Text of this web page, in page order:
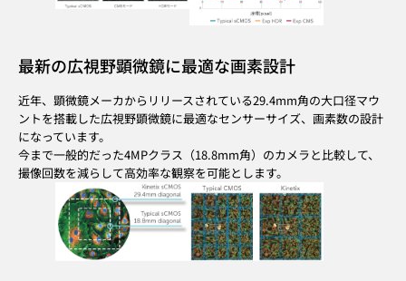
最新の広視野顕微鏡に最適な画素設計
近年、顕微鏡メーカからリリースされている29.4mm角の大口径マウ
ントを搭載した広視野顕微鏡に最適なセンサーサイズ、画素数の設計
になっています。
今まで一般的だった4MPクラス（18.8mm角）のカメラと比較して、
撮像回数を減らして高効率な観察を可能とします。